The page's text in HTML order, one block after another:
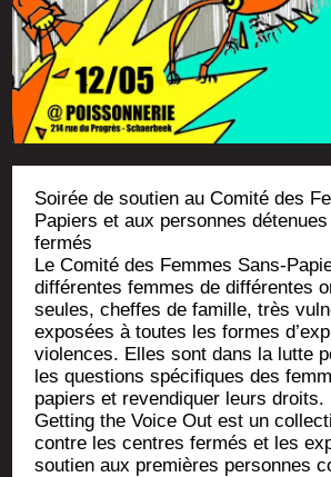
Soi­rée de sou­tien au Comi­té des
Papiers et aux per­sonnes
fermés
Le Comi­té des Femmes Sans-
dif­fé­rentes femmes de dif­fé­rentes
seules, cheffes de famille, très
expo­sées à toutes les formes
vio­lences. Elles sont dans la lutte
les ques­tions spé­ci­fiques des
papiers et reven­di­quer leurs droits.
Get­ting the Voice Out est un
contre les centres fer­més et les
sou­tien aux pre­mières per­sonnes